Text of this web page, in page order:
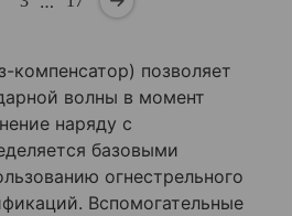
позволяет
волны в момент
наряду с
базовыми
огнестрельного
Вспомогательные